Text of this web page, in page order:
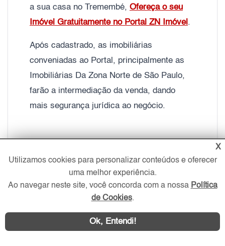
a sua casa no Tremembé, Ofereça o seu
Imóvel Gratuitamente no Portal ZN Imóvel .
Após cadastrado, as imobiliárias
conveniadas ao Portal, principalmente as
Imobiliárias Da Zona Norte de São Paulo,
farão a intermediação da venda, dando
mais segurança jurídica ao negócio.
X
Utilizamos cookies para personalizar conteúdos e oferecer
uma melhor experiência.
Ao navegar neste site, você concorda com a nossa Política
de Cookies.
Ok, Entendi!